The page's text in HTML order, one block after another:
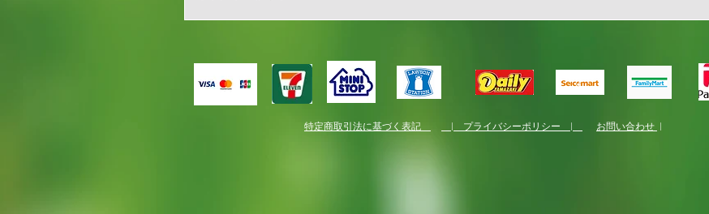
特定商取引法に基づく表記 | プライバシーポリシー | お問い合わせ